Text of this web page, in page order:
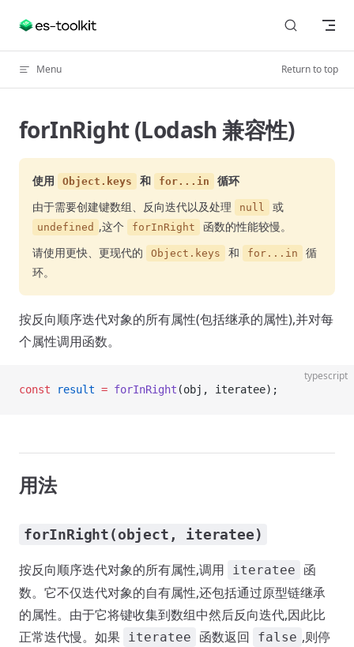
Skip to content
Menu Return to top
forInRight (Lodash 兼容性)
使用 Object.keys 和 for...in
循环
由于需要创建键数组、反向迭代以及处理
null 或
undefined ,这个 forInRight
函数的性能较慢。
请使用更快、更现代的
Object.keys 和 for...in
循
环。
按反向顺序迭代对象的所有属性(包括继承的属性),并对每
个属性调用函数。
typescript
const result = forInRight (obj, iteratee);
用法
forInRight(object, iteratee)
按反向顺序迭代对象的所有属性,调用 iteratee
函
数。它不仅迭代对象的自有属性,还包括通过原型链继承
的属性。由于它将键收集到数组中然后反向迭代,因此比
正常迭代慢。如果 iteratee 函数返回 false ,则停